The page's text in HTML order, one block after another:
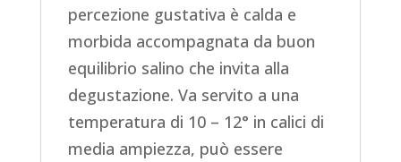
percezione gustativa è calda e
morbida accompagnata da buon
equilibrio salino che invita alla
degustazione. Va servito a una
temperatura di 10 – 12° in calici di
media ampiezza, può essere